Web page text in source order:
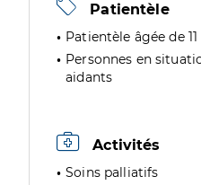
Patientèle
Patientèle âgée de
Personnes en
aidants
Activités
Soins palliatifs